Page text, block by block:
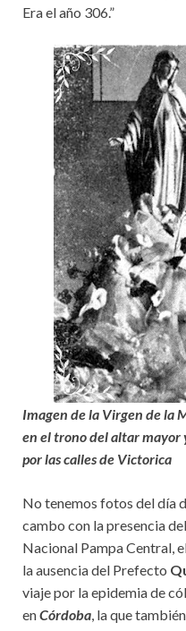
Era el año 306.”
Imagen de la Virgen de la
en el trono del altar mayor
por las calles de Victorica
No tenemos fotos del día
cambo con la presencia
Nacional Pampa Central,
la ausencia del Prefecto
viaje por la epidemia de
enCórdoba, la que